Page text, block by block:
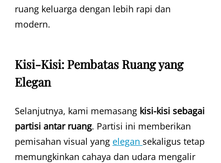
ruang keluarga dengan lebih rapi dan
modern.
Kisi-Kisi: Pembatas Ruang yang
Elegan
Selanjutnya, kami memasang kisi-kisi sebagai
partisi antar ruang. Partisi ini memberikan
pemisahan visual yang elegan sekaligus tetap
memungkinkan cahaya dan udara mengalir